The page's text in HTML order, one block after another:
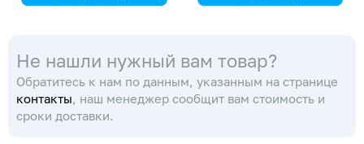
Не нашли нужный вам товар?
Обратитесь к нам по данным, указанным на странице
контакты, наш менеджер сообщит вам стоимость и
сроки доставки.